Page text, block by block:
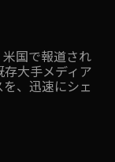
国で報道され
大手メディア
、迅速にシェ